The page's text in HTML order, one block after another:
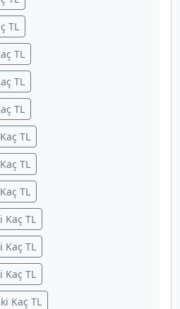
TL
TL
TL
TL
TL
TL
TL
Kaç TL
Kaç TL
Kaç TL
Kaç TL